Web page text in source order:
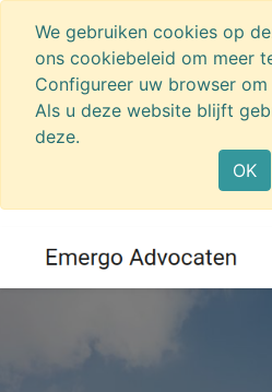
We gebruiken cookies op
ons cookiebeleid om meer
Configureer uw browser
Als u deze website blijft
deze.
OK